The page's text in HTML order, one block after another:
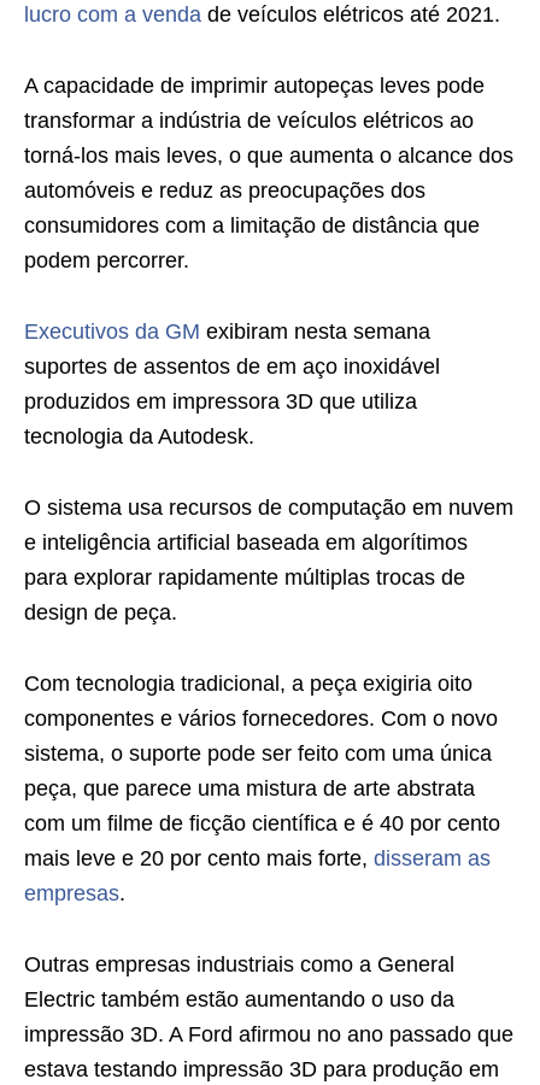
lucro com a venda de veículos elétricos até 2021.
A capacidade de imprimir autopeças leves pode
transformar a indústria de veículos elétricos ao
torná-los mais leves, o que aumenta o alcance dos
automóveis e reduz as preocupações dos
consumidores com a limitação de distância que
podem percorrer.
Executivos da GM exibiram nesta semana
suportes de assentos de em aço inoxidável
produzidos em impressora 3D que utiliza
tecnologia da Autodesk.
O sistema usa recursos de computação em nuvem
e inteligência artificial baseada em algorítimos
para explorar rapidamente múltiplas trocas de
design de peça.
Com tecnologia tradicional, a peça exigiria oito
componentes e vários fornecedores. Com o novo
sistema, o suporte pode ser feito com uma única
peça, que parece uma mistura de arte abstrata
com um filme de ficção científica e é 40 por cento
mais leve e 20 por cento mais forte, disseram as
empresas.
Outras empresas industriais como a General
Electric também estão aumentando o uso da
impressão 3D. A Ford afirmou no ano passado que
estava testando impressão 3D para produção em